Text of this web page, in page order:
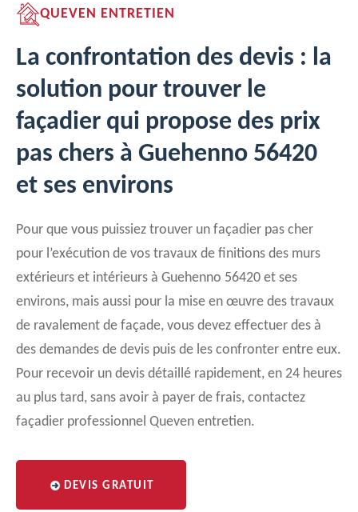
QUEVEN ENTRETIEN
La confrontation des devis : la
solution pour trouver le
façadier qui propose des prix
pas chers à Guehenno 56420
et ses environs
Pour que vous puissiez trouver un façadier pas cher
pour l’exécution de vos travaux de finitions des murs
extérieurs et intérieurs à Guehenno 56420 et ses
environs, mais aussi pour la mise en œuvre des travaux
de ravalement de façade, vous devez effectuer des à
des demandes de devis puis de les confronter entre eux.
Pour recevoir un devis détaillé rapidement, en 24 heures
au plus tard, sans avoir à payer de frais, contactez
façadier professionnel Queven entretien.
DEVIS GRATUIT